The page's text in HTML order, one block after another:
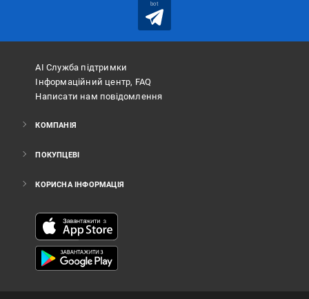
bot
АІ Служба підтримки
Інформаційний центр, FAQ
Написати нам повідомлення
КОМПАНІЯ
ПОКУПЦЕВІ
КОРИСНА ІНФОРМАЦІЯ